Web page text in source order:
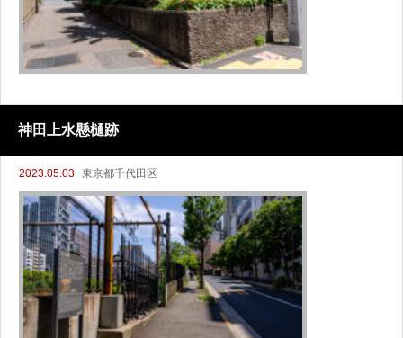
神田上水懸樋跡
2023.05.03 東京都千代田区